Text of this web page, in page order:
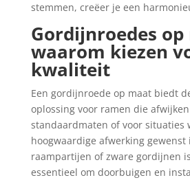
stemmen, creëer je een
Gordijnroedes
waarom kiezen
kwaliteit
Een gordijnroede op maat biedt
oplossing voor ramen die
standaardmaten of voor situaties
hoogwaardige afwerking gewenst
raampartijen of zware gordijnen
essentieel om doorbuigen en